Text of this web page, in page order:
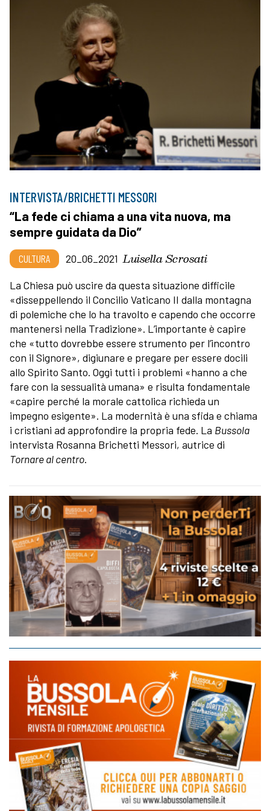
INTERVISTA/BRICHETTI MESSORI
“La fede ci chiama a una vita nuova, ma
sempre guidata da Dio”
CULTURA 20_06_2021 Luisella Scrosati
La Chiesa può uscire da questa situazione difficile
«disseppellendo il Concilio Vaticano II dalla montagna
di polemiche che lo ha travolto e capendo che occorre
mantenersi nella Tradizione». L’importante è capire
che «tutto dovrebbe essere strumento per l’incontro
con il Signore», digiunare e pregare per essere docili
allo Spirito Santo. Oggi tutti i problemi «hanno a che
fare con la sessualità umana» e risulta fondamentale
«capire perché la morale cattolica richieda un
impegno esigente». La modernità è una sfida e chiama
i cristiani ad approfondire la propria fede. La Bussola
intervista Rosanna Brichetti Messori, autrice di
Tornare al centro.